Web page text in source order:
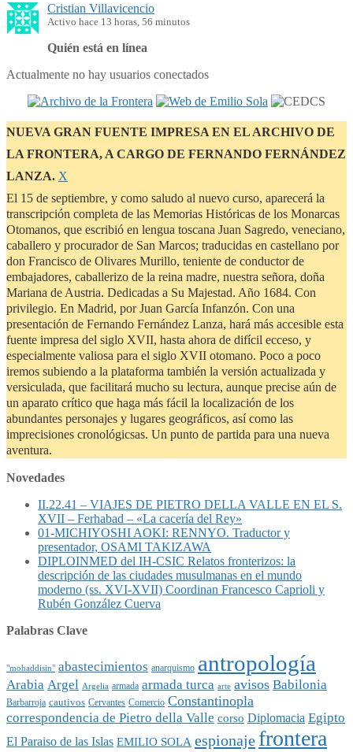
Cristian Villavicencio
Activo hace 13 horas, 56 minutos
Quién está en línea
Actualmente no hay usuarios conectados
NUEVA GRAN FUENTE IMPRESA EN EL ARCHIVO DE
LA FRONTERA, A CARGO DE FERNANDO FERNÁNDEZ
LANZA. Descartar
aviso
Χ
El 15 de septiembre, y como saludo al nuevo curso, aparecerá la
transcripción completa de las Memorias Históricas de los Monarcas
Otomanos, que escribió en lengua toscana Juan Sagredo, veneciano,
caballero y procurador de San Marcos; traducidas en castellano por
don Francisco de Olivares Murillo, teniente de conductor de
embajadores, caballerizo de la reina madre, nuestra señora, doña
Mariana de Austria. Dedicadas a Su Majestad. Año 1684. Con
privilegio. En Madrid, por Juan García Infanzón. Con una
presentación de Fernando Fernández Lanza, hará más accesible esta
fuente impresa del siglo XVII, hasta ahora de difícil ecceso, y
especialmente valiosa para el siglo XVII otomano. Poco a poco
iremos subiendo a la plataforma también la versión actualizada y
versiculada, que facilitará mucho su lectura, aunque precise aún de
un aparato crítico que haga más fácil la localización de los
abundantes personajes y lugares geográficos, así como las
imprecisiones cronológicsas. Un punto de partida para una nueva
aventura.
Novedades
II.22.41 – VIAJES DE PIETRO DELLA VALLE EN EL S.
XVII – Ferhabad – «La cacería del Rey»
01-MICHIYOSHI AOKI: RENNYO. Traductor y
presentador, OSAMI TAKIZAWA
DIPLOINMED del IH-CSIC Relatos fronterizos: la
descripción de las ciudades musulmanas en el mundo
moderno (ss. XVI-XVII) Coordinan Francesco Caprioli y
Rubén González Cuerva
Palabras Clave
"mohaddisin" abastecimientos anarquismo antropología
Arabia Argel Argelia armada armada turca arte avisos Babilonia
Barbarroja cautivos Cervantes Comercio Constantinopla
correspondencia de Pietro della Valle corso Diplomacia Egipto
El Paraiso de las Islas EMILIO SOLA espionaje frontera